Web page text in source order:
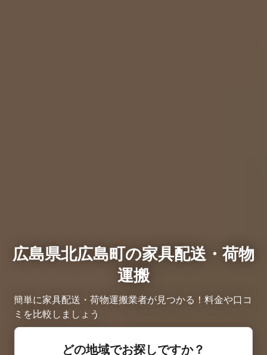
広島県北広島町の家具配送・荷物
運搬
簡単に家具配送・荷物運搬業者が見つかる！料金や口コ
ミを比較しましょう
どの地域でお探しですか？